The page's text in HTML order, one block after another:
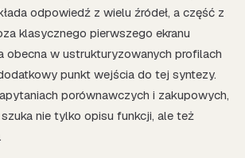
odpowiedź z wielu źródeł, a część z
klasycznego pierwszego ekranu
obecna w ustrukturyzowanych profilach
punkt wejścia do tej syntezy.
porównawczych i zakupowych,
nie tylko opisu funkcji, ale też